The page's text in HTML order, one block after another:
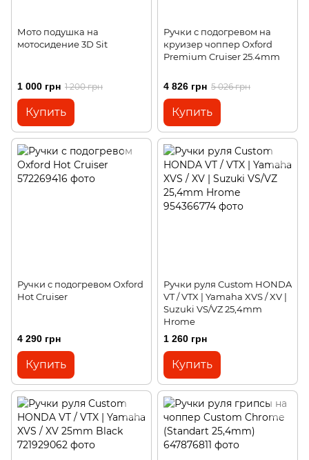
Мото подушка на
мотосидение 3D Sit
1 000 грн 1 200 грн
Купить
Ручки с подогревом на
круизер чоппер Oxford
Premium Cruiser 25.4mm
4 826 грн 5 026 грн
Купить
Ручки с подогревом Oxford
Hot Cruiser
4 290 грн
Купить
Ручки руля Custom HONDA
VT / VTX | Yamaha XVS / XV |
Suzuki VS/VZ 25,4mm
Hrome
1 260 грн
Купить